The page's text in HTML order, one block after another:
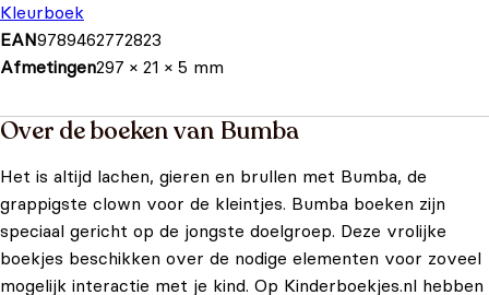
Kleurboek
EAN9789462772823
Afmetingen297 × 21 × 5 mm
Over de boeken van Bumba
Het is altijd lachen, gieren en brullen met Bumba, de
grappigste clown voor de kleintjes. Bumba boeken zijn
speciaal gericht op de jongste doelgroep. Deze vrolijke
boekjes beschikken over de nodige elementen voor zoveel
mogelijk interactie met je kind. Op Kinderboekjes.nl hebben